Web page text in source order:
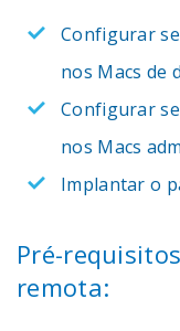
Configurar
nos Macs de
Configurar
nos Macs
Implantar o
Pré-
remota: